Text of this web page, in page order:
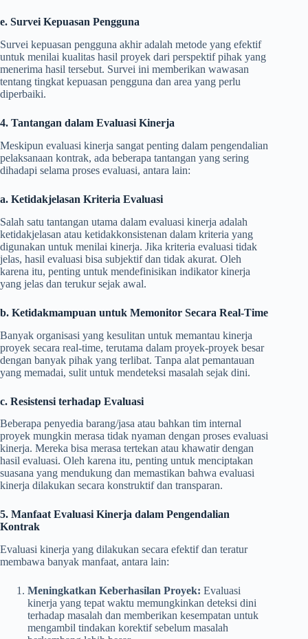
e. Survei Kepuasan Pengguna
Survei kepuasan pengguna akhir adalah metode yang efektif
untuk menilai kualitas hasil proyek dari perspektif pihak yang
menerima hasil tersebut. Survei ini memberikan wawasan
tentang tingkat kepuasan pengguna dan area yang perlu
diperbaiki.
4. Tantangan dalam Evaluasi Kinerja
Meskipun evaluasi kinerja sangat penting dalam pengendalian
pelaksanaan kontrak, ada beberapa tantangan yang sering
dihadapi selama proses evaluasi, antara lain:
a. Ketidakjelasan Kriteria Evaluasi
Salah satu tantangan utama dalam evaluasi kinerja adalah
ketidakjelasan atau ketidakkonsistenan dalam kriteria yang
digunakan untuk menilai kinerja. Jika kriteria evaluasi tidak
jelas, hasil evaluasi bisa subjektif dan tidak akurat. Oleh
karena itu, penting untuk mendefinisikan indikator kinerja
yang jelas dan terukur sejak awal.
b. Ketidakmampuan untuk Memonitor Secara Real-Time
Banyak organisasi yang kesulitan untuk memantau kinerja
proyek secara real-time, terutama dalam proyek-proyek besar
dengan banyak pihak yang terlibat. Tanpa alat pemantauan
yang memadai, sulit untuk mendeteksi masalah sejak dini.
c. Resistensi terhadap Evaluasi
Beberapa penyedia barang/jasa atau bahkan tim internal
proyek mungkin merasa tidak nyaman dengan proses evaluasi
kinerja. Mereka bisa merasa tertekan atau khawatir dengan
hasil evaluasi. Oleh karena itu, penting untuk menciptakan
suasana yang mendukung dan memastikan bahwa evaluasi
kinerja dilakukan secara konstruktif dan transparan.
5. Manfaat Evaluasi Kinerja dalam Pengendalian
Kontrak
Evaluasi kinerja yang dilakukan secara efektif dan teratur
membawa banyak manfaat, antara lain:
Meningkatkan Keberhasilan Proyek: Evaluasi
kinerja yang tepat waktu memungkinkan deteksi dini
terhadap masalah dan memberikan kesempatan untuk
mengambil tindakan korektif sebelum masalah